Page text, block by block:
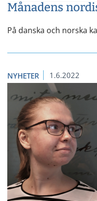
Månadens
På danska och norska
NYHETER 1.6.2022